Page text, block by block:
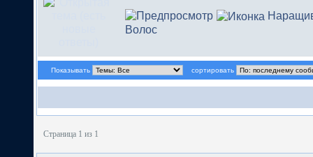
Волос
Показывать сортировать
Страница 1 из 1